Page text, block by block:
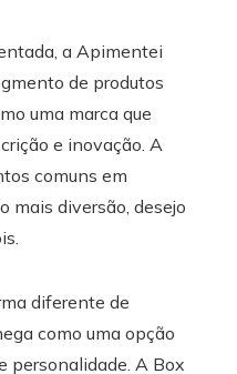
a Apimentei
de produtos
uma marca que
e inovação. A
comuns em
mais diversão, desejo
diferente de
como uma opção
personalidade. A Box